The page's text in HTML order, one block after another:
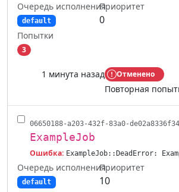
Очередь исполнения
default
Приоритет
0
Попытки
3
1 минута назад Отменено
Повторная
06650188-a203-432f-83a0-de02a8336f34
ExampleJob
Ошибка: ExampleJob::DeadError:
Очередь исполнения
default
Приоритет
10